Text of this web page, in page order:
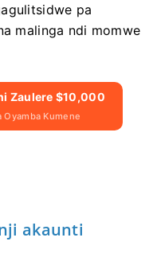
pa
malinga ndi momwe
Zaulere $10,000
Oyamba Kumene
akaunti